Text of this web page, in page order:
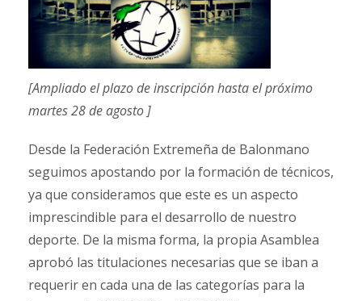
[Ampliado el plazo de inscripción hasta el próximo
martes 28 de agosto ]
Desde la Federación Extremeña de Balonmano
seguimos apostando por la formación de técnicos,
ya que consideramos que este es un aspecto
imprescindible para el desarrollo de nuestro
deporte. De la misma forma, la propia Asamblea
aprobó las titulaciones necesarias que se iban a
requerir en cada una de las categorías para la